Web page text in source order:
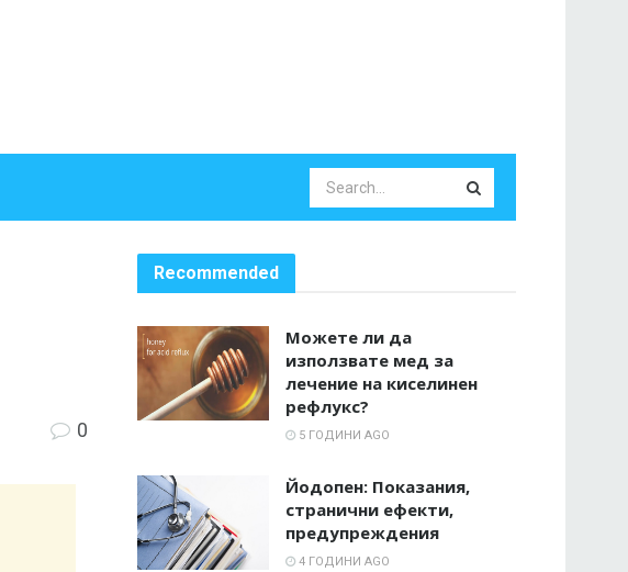
0
Recommended
Можете ли да
използвате мед за
лечение на киселинен
рефлукс?
5 ГОДИНИ AGO
Йодопен: Показания,
странични ефекти,
предупреждения
4 ГОДИНИ AGO